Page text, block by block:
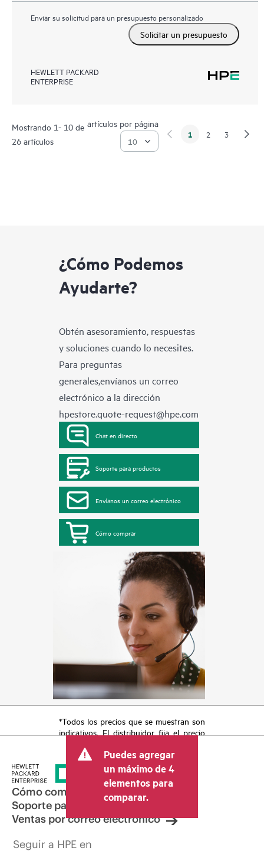
Enviar su solicitud para un presupuesto personalizado
Solicitar un presupuesto
HEWLETT PACKARD
ENTERPRISE
Mostrando 1- 10 de
26 artículos
artículos por página
1 2 3
¿Cómo Podemos
Ayudarte?
Obtén asesoramiento, respuestas
y soluciones cuando lo necesites.
Para preguntas
generales,envíanos un correo
electrónico a la dirección
hpestore.quote-request@hpe.com
Chat en directo
Soporte para productos
Envíanos un correo electrónico
Cómo comprar
*Todos los precios que se muestran son
indicativos. El distribuidor fija el precio
otros conceptos, como los impuestos a
la venta, el IVA y el envío. El precio de la
transacción que establece el distribuidor
puede variar con respecto a otros
distribuidores y al precio indicativo
mostrado. El precio indicativo puede
incluir ofertas promocionales por tiempo
hacer ajustes de precios en cualquier
Puedes agregar
un máximo de 4
elementos para
comparar.
Cómo comprar
Soporte para productos
Ventas por correo electrónico
Seguir a HPE en